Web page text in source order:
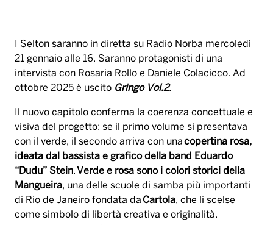
I Selton saranno in diretta su Radio Norba mercoledì
21 gennaio alle 16. Saranno protagonisti di una
intervista con Rosaria Rollo e Daniele Colacicco. Ad
ottobre 2025 è uscito Gringo Vol.2.
Il nuovo capitolo conferma la coerenza concettuale e
visiva del progetto: se il primo volume si presentava
con il verde, il secondo arriva con una copertina rosa,
ideata dal bassista e grafico della band Eduardo
“Dudu” Stein. Verde e rosa sono i colori storici della
Mangueira, una delle scuole di samba più importanti
di Rio de Janeiro fondata da Cartola, che li scelse
come simbolo di libertà creativa e originalità.